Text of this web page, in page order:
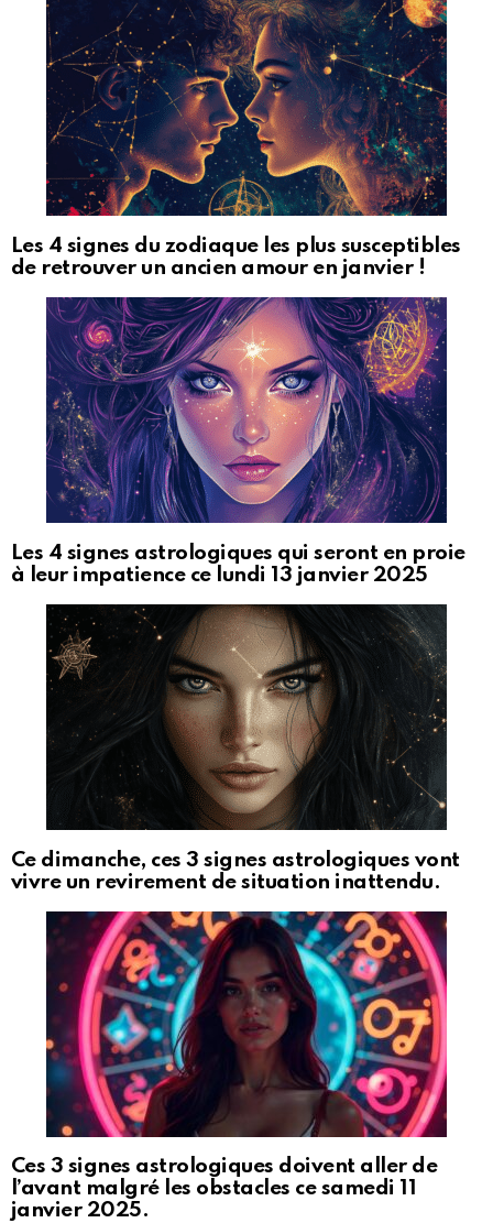
Les 4 signes du zodiaque les plus susceptibles
de retrouver un ancien amour en janvier !
Les 4 signes astrologiques qui seront en proie
à leur impatience ce lundi 13 janvier 2025
Ce dimanche, ces 3 signes astrologiques vont
vivre un revirement de situation inattendu.
Ces 3 signes astrologiques doivent aller de
l’avant malgré les obstacles ce samedi 11
janvier 2025.